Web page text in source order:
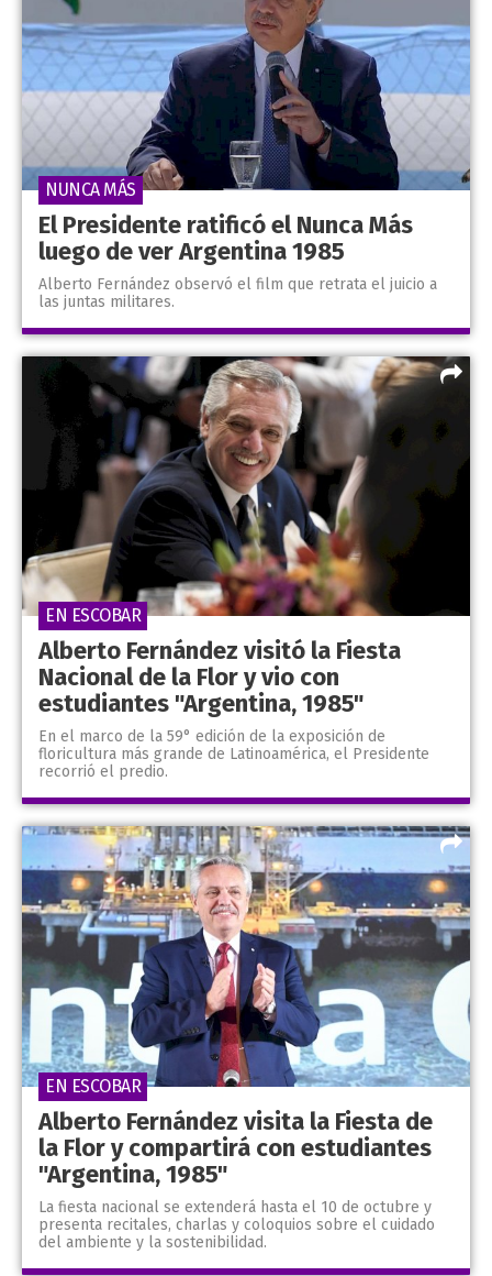
El Presidente ratificó el Nunca Más
luego de ver Argentina 1985
Alberto Fernández observó el film que retrata el juicio a
las juntas militares.
NUNCA MÁS
Alberto Fernández visitó la Fiesta
Nacional de la Flor y vio con
estudiantes "Argentina, 1985"
En el marco de la 59° edición de la exposición de
floricultura más grande de Latinoamérica, el Presidente
recorrió el predio.
EN ESCOBAR
Alberto Fernández visita la Fiesta de
la Flor y compartirá con estudiantes
"Argentina, 1985"
La fiesta nacional se extenderá hasta el 10 de octubre y
presenta recitales, charlas y coloquios sobre el cuidado
del ambiente y la sostenibilidad.
EN ESCOBAR